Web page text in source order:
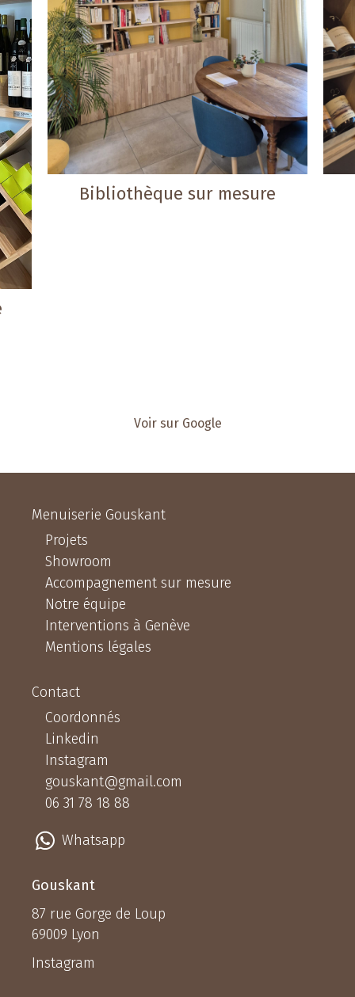
Bibliothèque sur mesure
Voir sur Google
Menuiserie Gouskant
Projets
Showroom
Accompagnement sur mesure
Notre équipe
Interventions à Genève
Mentions légales
Contact
Coordonnés
Linkedin
Instagram
gouskant@gmail.com
06 31 78 18 88
Whatsapp
Gouskant
87 rue Gorge de Loup
69009 Lyon
Instagram